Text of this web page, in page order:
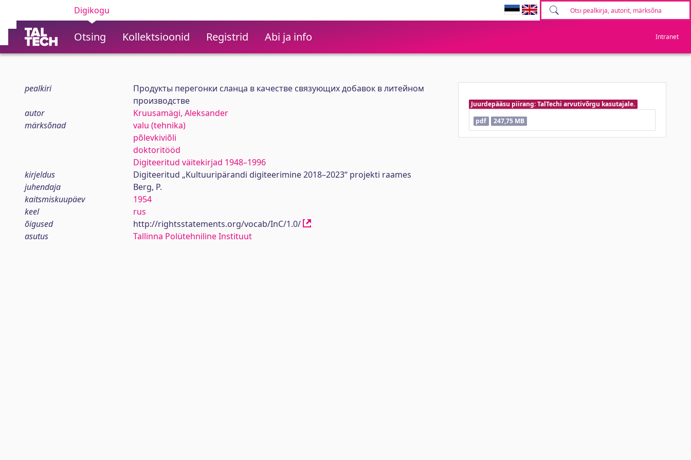
Digikogu
Otsing Kollektsioonid Registrid Abi ja info Intranet
pealkiri
Продукты перегонки сланца в качестве связующих добавок в литейном
производстве
autor
Kruusamägi, Aleksander
märksõnad
valu (tehnika)
põlevkiviõli
doktoritööd
Digiteeritud väitekirjad 1948–1996
kirjeldus
Digiteeritud „Kultuuripärandi digiteerimine 2018–2023“ projekti raames
juhendaja
Berg, P.
kaitsmiskuupäev
1954
keel
rus
õigused
http://rightsstatements.org/vocab/InC/1.0/
asutus
Tallinna Polütehniline Instituut
Juurdepääsu piirang: TalTechi arvutivõrgu kasutajale.
pdf
247,75 MB